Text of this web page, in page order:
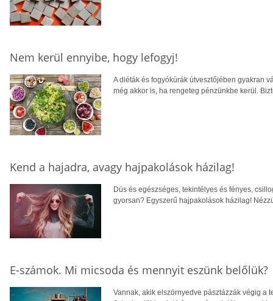
Nem kerül ennyibe, hogy lefogyj!
A diéták és fogyókúrák útvesztőjében gyakran
még akkor is, ha rengeteg pénzünkbe kerül.
Kend a hajadra, avagy hajpakolások házilag!
Dús és egészséges, tekintélyes és fényes,
gyorsan? Egyszerű hajpakolások házilag!
E-számok. Mi micsoda és mennyit eszünk belőlük?
Vannak, akik elszörnyedve pásztázzák végig a